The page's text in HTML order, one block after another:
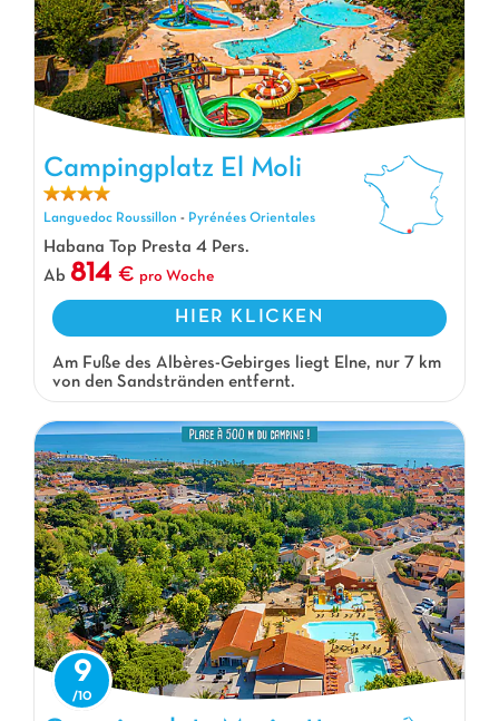
Campingplatz El Moli, Campingplatz Languedoc Roussillon
Campingplatz El Moli
Languedoc Roussillon - Pyrénées Orientales
Habana Top Presta 4 Pers.
Ab 814 pro Woche
HIER KLICKEN
Am Fuße des Albères-Gebirges liegt Elne, nur 7 km
von den Sandstränden entfernt.
Campingplatz Marinette, Campingplatz Languedoc Roussillon
9